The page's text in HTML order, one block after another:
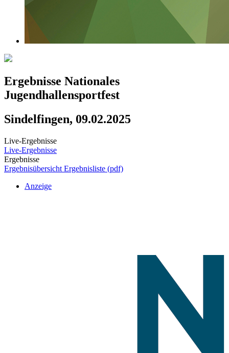
Ergebnisse Nationales
Jugendhallensportfest
Sindelfingen, 09.02.2025
Live-Ergebnisse
Live-Ergebnisse
Ergebnisse
Ergebnisübersicht Ergebnisliste (pdf)
Anzeige